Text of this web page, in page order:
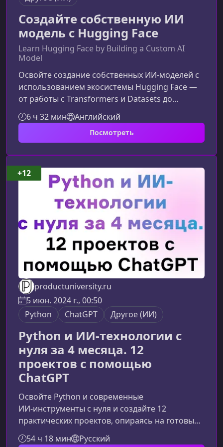
Создайте собственную ИИ
модель с Hugging Face
Learn Hugging Face by Building a Custom AI
Model
Освойте создание собственных ИИ‑моделей с
использованием экосистемы Hugging Face —
от работы с Transformers и Datasets до
публикации проектов в Hub и Spaces. Этот курс
поможет вам уверенно пройти путь от
новичка до разработчика модели, готовой к
реальному применению.Что вы изучите в этом
курсеКурс последовательно разбирает
ключевые инструменты Hugging Face,
необходимые для разработки, обучения и
развертывания моделей машинного
обучения.Работ
6 ч 32 мин Английский
Посмотреть
productuniversity.ru
5 июн. 2024 г., 00:50
Python
ChatGPT Другое (ИИ)
Python и ИИ-технологии с
нуля за 4 месяца. 12
проектов с помощью
ChatGPT
Освойте Python и современные
ИИ‑инструменты с нуля и создайте 12
практических проектов, опираясь на готовые
решения и подсказки от ChatGPT. Минимум
теории — максимум практики и быстрых
54 ч 18 мин Русский
+12